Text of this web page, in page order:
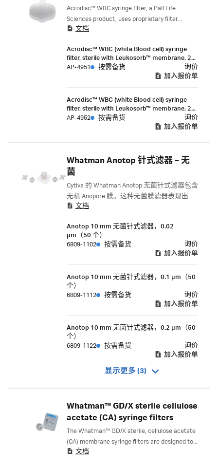
Acrodisc™ WBC syringe filter, a Pall Life
Sciences product, uses proprietary filter
technology to separate leukocytes from whole
文档
Acrodisc™ WBC (white Blood cell) syringe
filter, sterile with Leukosorb™ membrane, 25
mm (10/Pk)
AP-4951 按需备货
询价
加入报价单
Acrodisc™ WBC (white Blood cell) syringe
filter, sterile with Leukosorb™ membrane, 25
mm (50 Pk)
AP-4952 按需备货
询价
加入报价单
Whatman Anotop 针式滤器 – 无
菌
Cytiva 的 Whatman Anotop 无菌针式滤器包含
无机 Anopore 膜。这种无菌膜滤器表现出低
蛋白吸附，适合于生物过滤。
文档
Anotop 10 mm 无菌针式滤器，0.02
µm（50 个）
6809-1102
按需备货
询价
加入报价单
Anotop 10 mm 无菌针式滤器，0.1 µm（50
个）
6809-1112
按需备货
询价
加入报价单
Anotop 10 mm 无菌针式滤器，0.2 µm（50
个）
6809-1122
按需备货
询价
加入报价单
显示更多 (3)
Whatman™ GD/X sterile cellulose
acetate (CA) syringe filters
The Whatman™ GD/X sterile, cellulose acetate
(CA) membrane syringe filters are designed to
enable the filtration of viscous, hard-to-filter
文档